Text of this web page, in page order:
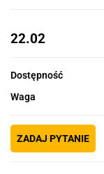
22.02
Dostępność
Waga
ZADAJ PYTANIE